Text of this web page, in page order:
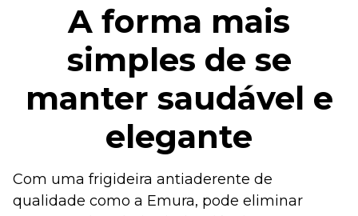
A forma mais
simples de se
manter saudável e
elegante
Com uma frigideira antiaderente de
qualidade como a Emura, pode eliminar